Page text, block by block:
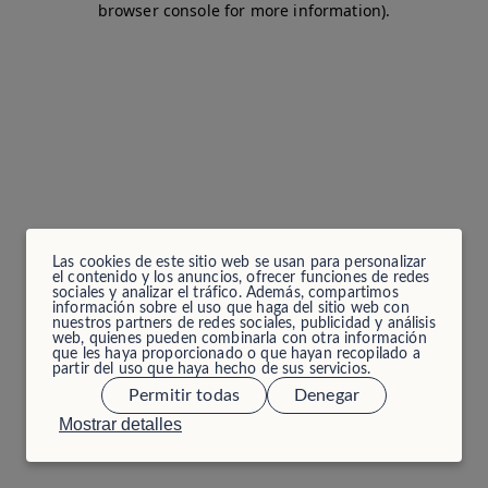
Las cookies de este sitio web se usan para personalizar
el contenido y los anuncios, ofrecer funciones de redes
sociales y analizar el tráfico. Además, compartimos
información sobre el uso que haga del sitio web con
nuestros partners de redes sociales, publicidad y análisis
web, quienes pueden combinarla con otra información
que les haya proporcionado o que hayan recopilado a
partir del uso que haya hecho de sus servicios.
Mostrar detalles
Permitir todas Denegar
browser console for more information).